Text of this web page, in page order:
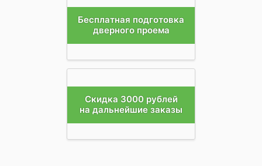
Бесплатная подготовка
дверного проема
Скидка 3000 рублей
на дальнейшие заказы